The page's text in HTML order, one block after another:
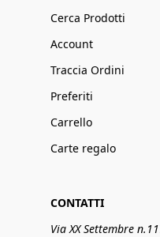
Cerca Prodotti
Account
Traccia Ordini
Preferiti
Carrello
Carte regalo
CONTATTI
Via XX Settembre